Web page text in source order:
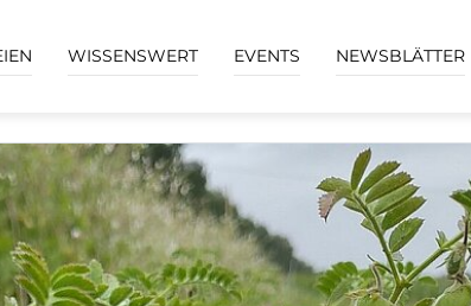
WISSENSWERT EVENTS NEWSBLÄTTER